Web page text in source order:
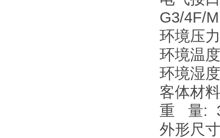
G3/4F/
环境压
环境温
环境湿
客体材
重 量:
外形尺